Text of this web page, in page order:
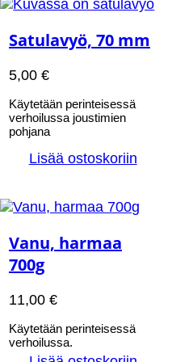
Satulavyö, 70 mm
5,00 €
Käytetään perinteisessä
verhoilussa joustimien
pohjana
Lisää ostoskoriin
Vanu, harmaa
700g
11,00 €
Käytetään perinteisessä
verhoilussa.